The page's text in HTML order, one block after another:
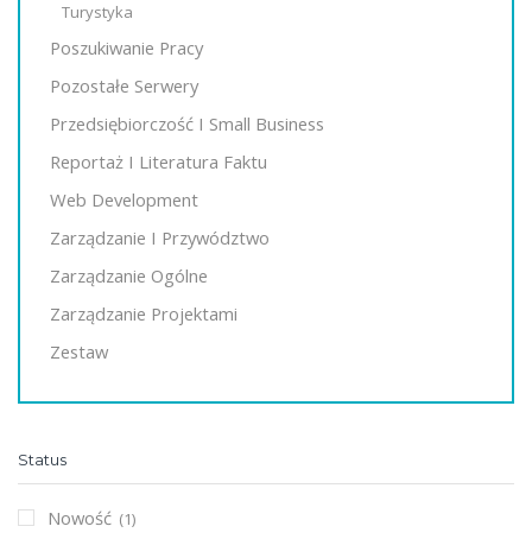
Turystyka
Poszukiwanie Pracy
Pozostałe Serwery
Przedsiębiorczość I Small Business
Reportaż I Literatura Faktu
Web Development
Zarządzanie I Przywództwo
Zarządzanie Ogólne
Zarządzanie Projektami
Zestaw
Status
Nowość (1)